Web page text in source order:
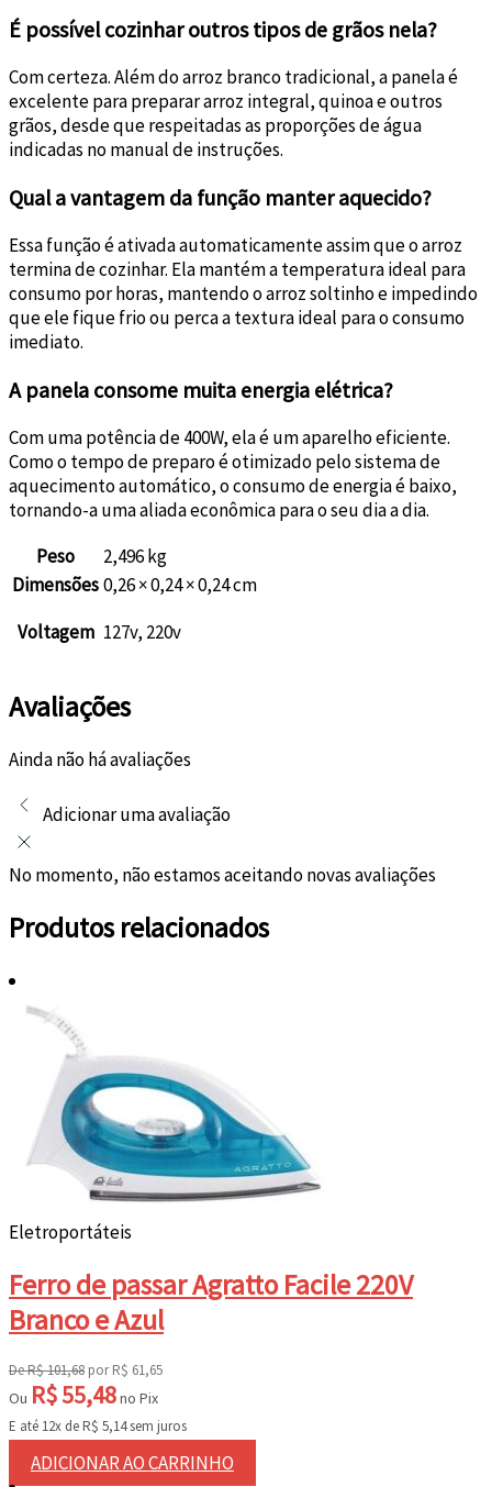
É possível cozinhar outros tipos de grãos nela?
Com certeza. Além do arroz branco tradicional, a panela é
excelente para preparar arroz integral, quinoa e outros
grãos, desde que respeitadas as proporções de água
indicadas no manual de instruções.
Qual a vantagem da função manter aquecido?
Essa função é ativada automaticamente assim que o arroz
termina de cozinhar. Ela mantém a temperatura ideal para
consumo por horas, mantendo o arroz soltinho e impedindo
que ele fique frio ou perca a textura ideal para o consumo
imediato.
A panela consome muita energia elétrica?
Com uma potência de 400W, ela é um aparelho eficiente.
Como o tempo de preparo é otimizado pelo sistema de
aquecimento automático, o consumo de energia é baixo,
tornando-a uma aliada econômica para o seu dia a dia.
Peso
2,496 kg
Dimensões0,26 × 0,24 × 0,24 cm
Voltagem 127v, 220v
Avaliações
Ainda não há avaliações
Adicionar uma avaliação
No momento, não estamos aceitando novas avaliações
Produtos relacionados
Eletroportáteis
Ferro de passar Agratto Facile 220V
Branco e Azul
DeR$101,68 porR$ 61,65
Ou R$55,48no Pix
E até 12x deR$ 5,14sem juros
ADICIONAR AO CARRINHO